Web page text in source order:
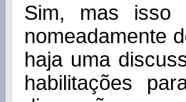
Sim, mas isso
nomeadamente
haja uma
habilitações